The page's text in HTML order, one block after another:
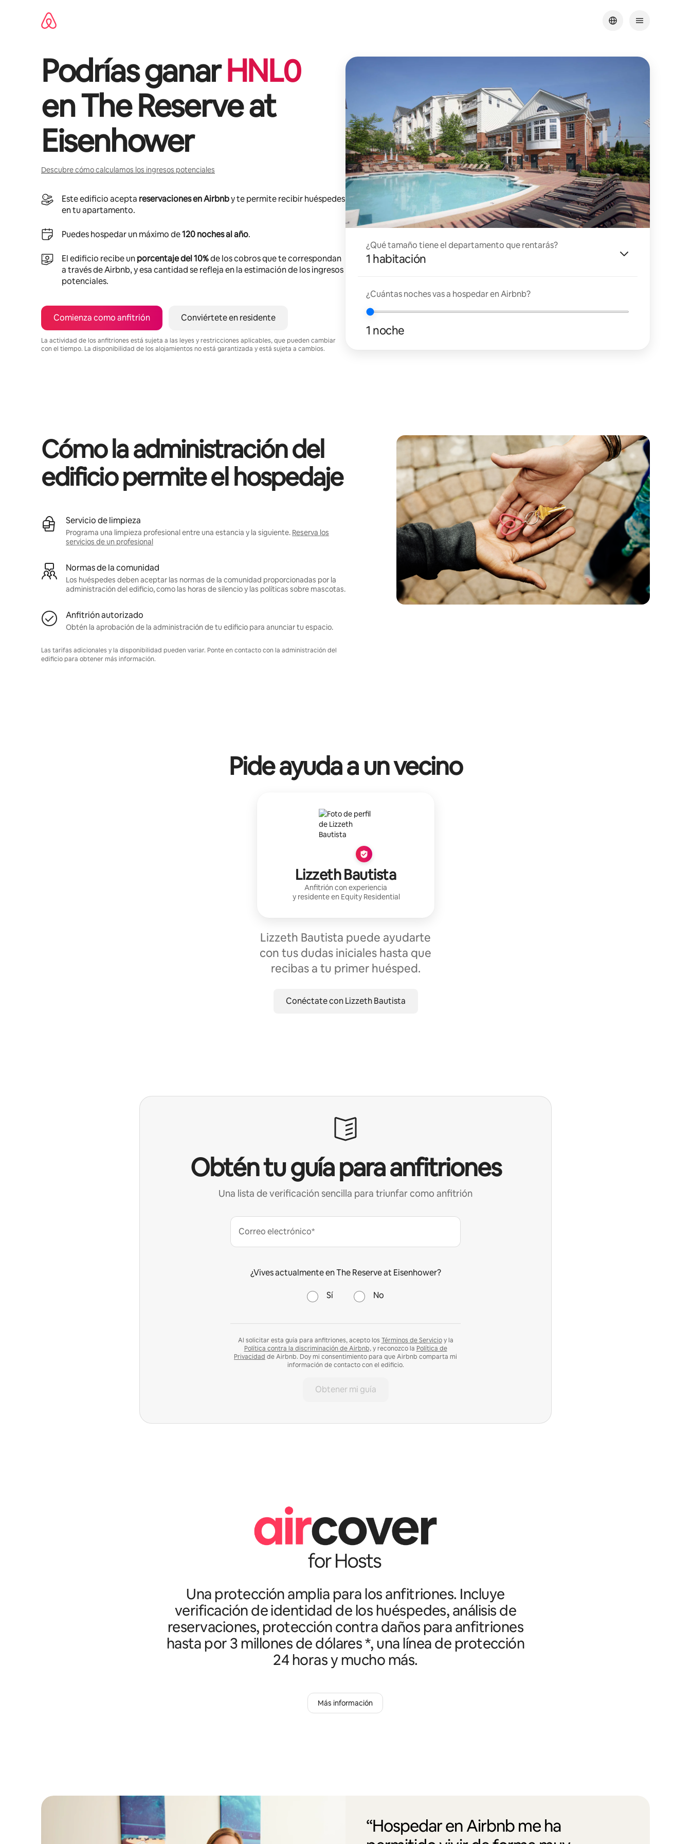
Podrías ganarHNL0
enThe Reserve at
Eisenhower
Descubre cómo calculamos los ingresos potenciales
Este edificio acepta reservaciones en Airbnby te permite recibir huéspedes
en tu apartamento.
Puedes hospedar un máximo de120 noches al año.
El edificio recibe unporcentaje del 10%de los cobros que te correspondan
a través de Airbnb, y esa cantidad se refleja en la estimación de los ingresos
potenciales.
Comienza como anfitrión Conviértete en residente
La actividad de los anfitriones está sujeta a las leyes y restricciones aplicables, que pueden cambiar
con el tiempo. La disponibilidad de los alojamientos no está garantizada y está sujeta a cambios.
¿Qué tamaño tiene el departamento que rentarás?
1 habitación
¿Cuántas noches vas a hospedar en Airbnb?
1 noche
Cómo la administración del
edificio permite el hospedaje
Servicio de limpieza
Programa una limpieza profesional entre una estancia y la siguiente. Reserva los
servicios de un profesional
Normas de la comunidad
Los huéspedes deben aceptar las normas de la comunidad proporcionadas por la
administración del edificio, como las horas de silencio y las políticas sobre mascotas.
Anfitrión autorizado
Obtén la aprobación de la administración de tu edificio para anunciar tu espacio.
Las tarifas adicionales y la disponibilidad pueden variar. Ponte en contacto con la administración del
edificio para obtener más información.
Pide ayuda a un vecino
Lizzeth Bautista
Anfitrión con experiencia
y residente en Equity Residential
Lizzeth Bautista puede ayudarte
con tus dudas iniciales hasta que
recibas a tu primer huésped.
Conéctate con Lizzeth Bautista
Obtén tu guía para anfitriones
Una lista de verificación sencilla para triunfar como anfitrión
Correo electrónico*
¿Vives actualmente en The Reserve at Eisenhower?
Sí No
Al solicitar esta guía para anfitriones, acepto los Términos de Servicioy la
Política contra la discriminación de Airbnb,y reconozco la Política de
Privacidad de Airbnb. Doy mi consentimiento para que Airbnb comparta mi
información de contacto con el edificio.
Obtener mi guía
Una protección amplia para los anfitriones. Incluye
verificación de identidad de los huéspedes, análisis de
reservaciones, protección contra daños para anfitriones
hasta por 3 millones de dólares *, una línea de protección
24 horas y mucho más.
Más información
“Hospedar en Airbnb me ha